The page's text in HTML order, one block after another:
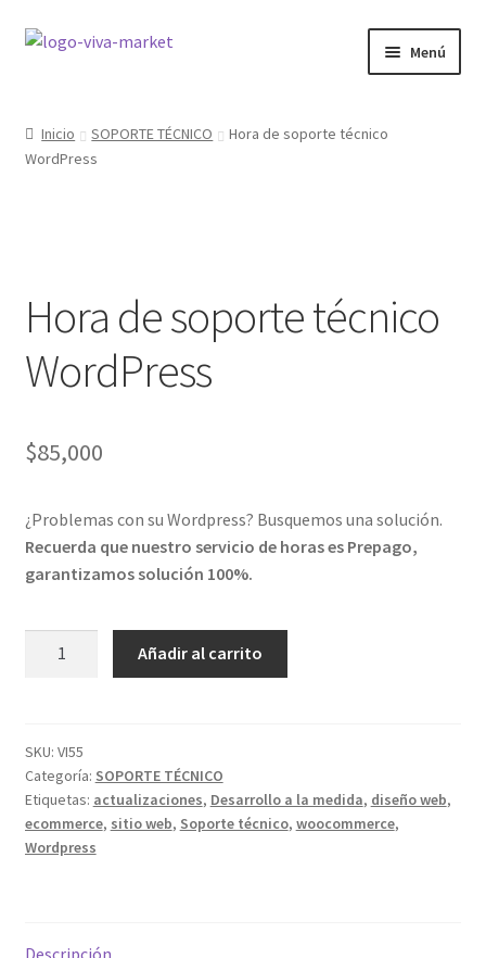
Ir
Ir
Menú
WORDPRESS
CURSOS
MI COMPRA
Inicio SOPORTE TÉCNICO
Hora de soporte técnico
WordPress
Hora de soporte técnico
WordPress
$85,000
¿Problemas con su Wordpress? Busquemos una solución.
Recuerda que nuestro servicio de horas es Prepago,
garantizamos solución 100%.
Wordpress
cantidad
Añadir al carrito
SKU: VI55
Categoría: SOPORTE TÉCNICO
Etiquetas: actualizaciones, Desarrollo a la medida, diseño web,
ecommerce, sitio web, Soporte técnico, woocommerce,
Wordpress